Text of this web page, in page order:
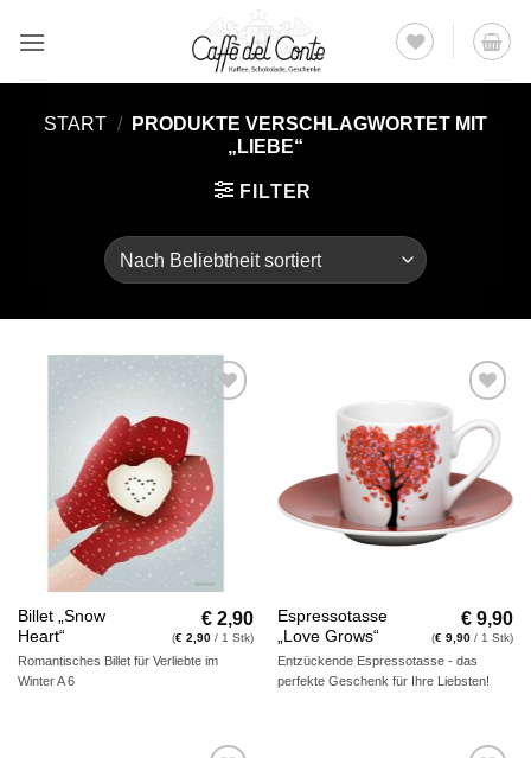
Inhalt
START /
PRODUKTE VERSCHLAGWORTET MIT
„LIEBE“
FILTER
Wunschliste
Billet „Snow
Heart“
€ 2,90
(€ 2,90 / 1 Stk)
Romantisches Billet für Verliebte im
Winter A 6
Auf die
Wunschliste
Espressotasse
„Love Grows“
€ 9,90
(€ 9,90 / 1 Stk)
Entzückende Espressotasse - das
perfekte Geschenk für Ihre Liebsten!